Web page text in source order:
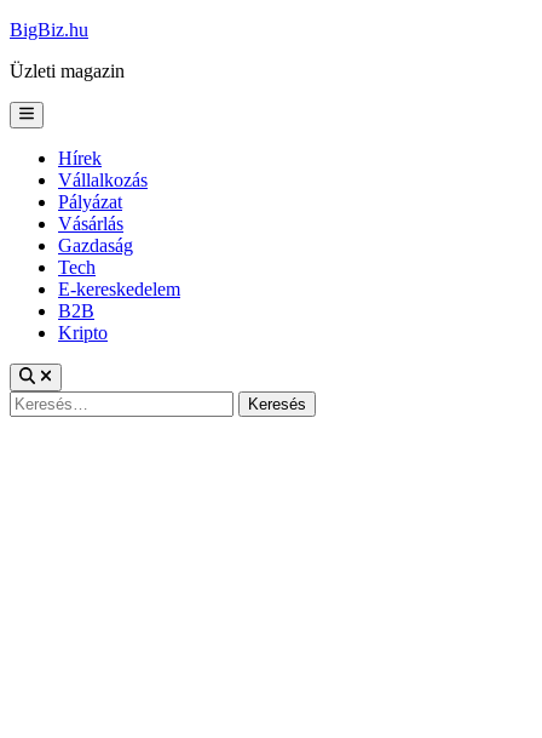
Skip
content
BigBiz.hu
Üzleti magazin
Main
Menu
Hírek
Vállalkozás
Pályázat
Vásárlás
Gazdaság
Tech
E-kereskedelem
B2B
Kripto
Keresés: